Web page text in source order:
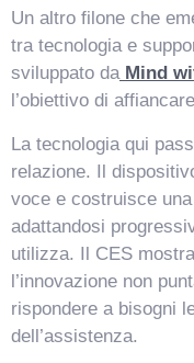
Un altro filone che
tra tecnologia e
sviluppato da Mind
l’obiettivo di
La tecnologia qui
relazione. Il
voce e costruisce
adattandosi
utilizza. Il CES
l’innovazione non
rispondere a bisogni
dell’assistenza.